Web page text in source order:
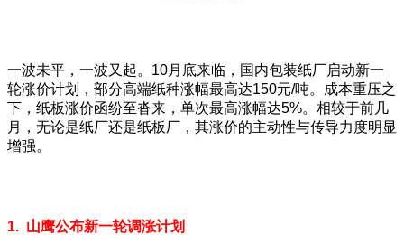
一波未平，一波又起。10月底来临，国内包装纸厂启动新一
轮涨价计划，部分高端纸种涨幅最高达150元/吨。成本重压之
下，纸板涨价函纷至沓来，单次最高涨幅达5%。相较于前几
月，无论是纸厂还是纸板厂，其涨价的主动性与传导力度明显
增强。
1. 山鹰公布新一轮调涨计划